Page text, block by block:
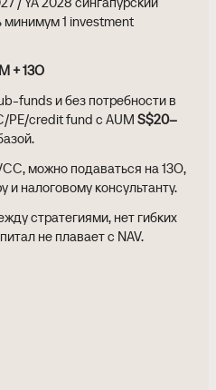
1 investment
+ 13O
funds и без потребности в
PE/credit fund с AUM S$20–
можно подаваться на 13O,
и налоговому консультанту.
стратегиями, нет гибких
не плавает с NAV.